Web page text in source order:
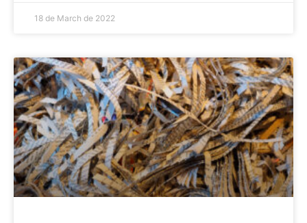
18 de March de 2022